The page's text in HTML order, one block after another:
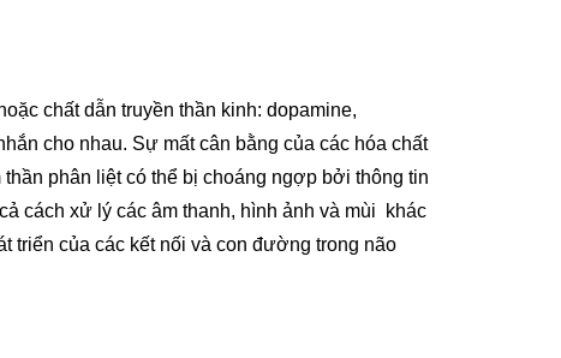
chất dẫn truyền thần kinh: dopamine,
cho nhau. Sự mất cân bằng của các hóa chất
phân liệt có thể bị choáng ngợp bởi thông tin
cách xử lý các âm thanh, hình ảnh và mùi khác
triển của các kết nối và con đường trong não